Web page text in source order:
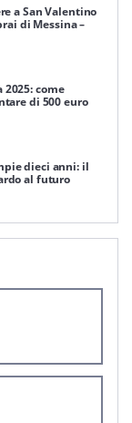
a San Valentino
di Messina –
2025: come
di 500 euro
dieci anni: il
al futuro